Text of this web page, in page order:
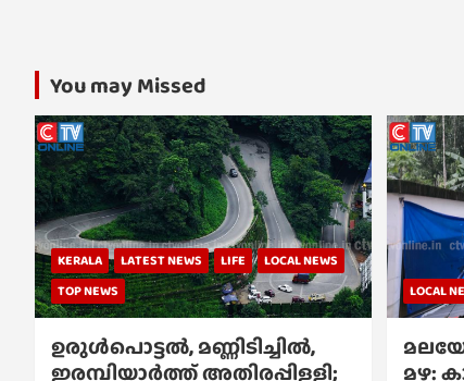
You may Missed
KERALA LATEST NEWS LIFE
LOCAL NEWS
TOP NEWS
ഉരുൾപൊട്ടൽ, മണ്ണിടിച്ചിൽ,
ഇരമ്പിയാര്‍ത്ത് അതിരപ്പിള്ളി;
LOCAL
മഴ: